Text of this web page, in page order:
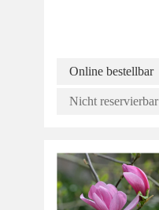
Online bestellbar
Nicht reservierbar